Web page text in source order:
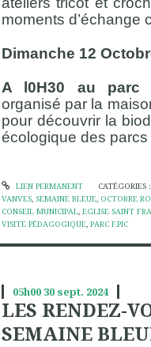
moments d’échange
Dimanche 12
A l0H30 au parc
organisé par la
pour découvrir la
écologique des parcs
LIEN PERMANENT CATÉGORIES :
VANVES, SEMAINE BLEUE, OCTOBRE
CONSEIL MUNICIPAL, EGLISE SAINT
VISITE PÉDAGOGIQUE, PARC F.PIC
05h00 30 sept. 2024
LES RENDEZ-
SEMAINE